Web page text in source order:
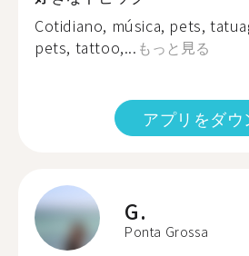
Cotidiano, música, pets,
pets, tattoo,... もっと見る
アプリをダ
G.
Ponta Grossa